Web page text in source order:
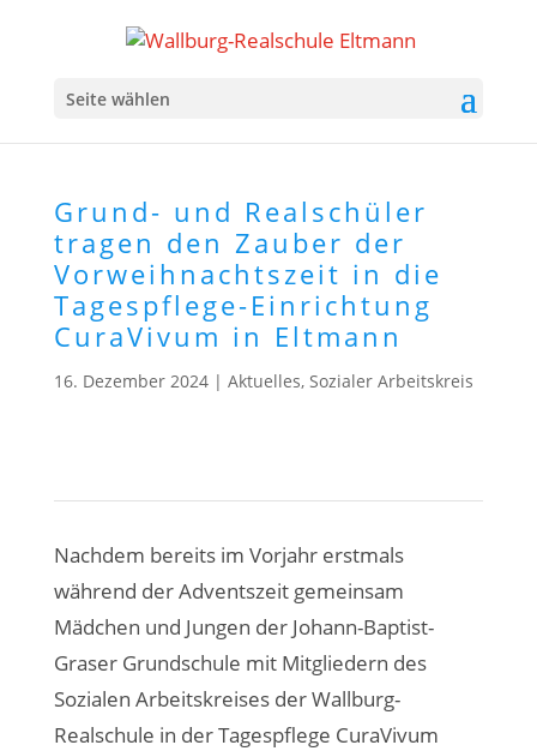
Seite wählen
Grund- und Realschüler
tragen den Zauber der
Vorweihnachtszeit in die
Tagespflege-Einrichtung
CuraVivum in Eltmann
16. Dezember 2024| Aktuelles, Sozialer Arbeitskreis
Nachdem bereits im Vorjahr erstmals
während der Adventszeit gemeinsam
Mädchen und Jungen der Johann-Baptist-
Graser Grundschule mit Mitgliedern des
Sozialen Arbeitskreises der Wallburg-
Realschule in der Tagespflege CuraVivum